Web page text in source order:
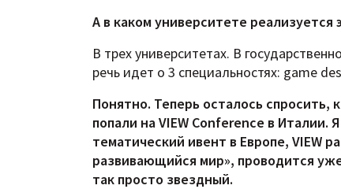
А в каком университете реализуется
В трех университетах. В
речь идет о 3 специальностях: game
Понятно. Теперь осталось спросить,
попали на VIEW Conference в
тематический ивент в Европе, VIEW
развивающийся мир», проводится
так просто звездный.